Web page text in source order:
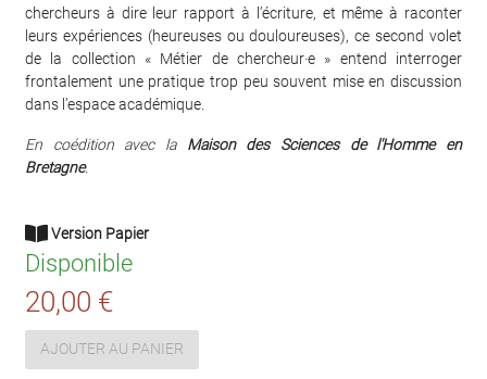
chercheurs à dire leur rapport à l’écriture, et même à raconter
leurs expériences (heureuses ou douloureuses), ce second volet
de la collection « Métier de chercheur·e » entend interroger
frontalement une pratique trop peu souvent mise en discussion
dans l’espace académique.
En coédition avec la Maison des Sciences de l'Homme en
Bretagne.
Version Papier
Disponible
20,00 €
AJOUTER AU PANIER